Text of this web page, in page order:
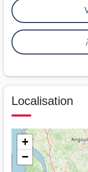
Localisation
+
−